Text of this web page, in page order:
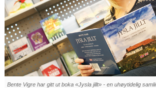
Bente Vigre har gitt ut boka «Jysla jillt» - en uhøytidelig